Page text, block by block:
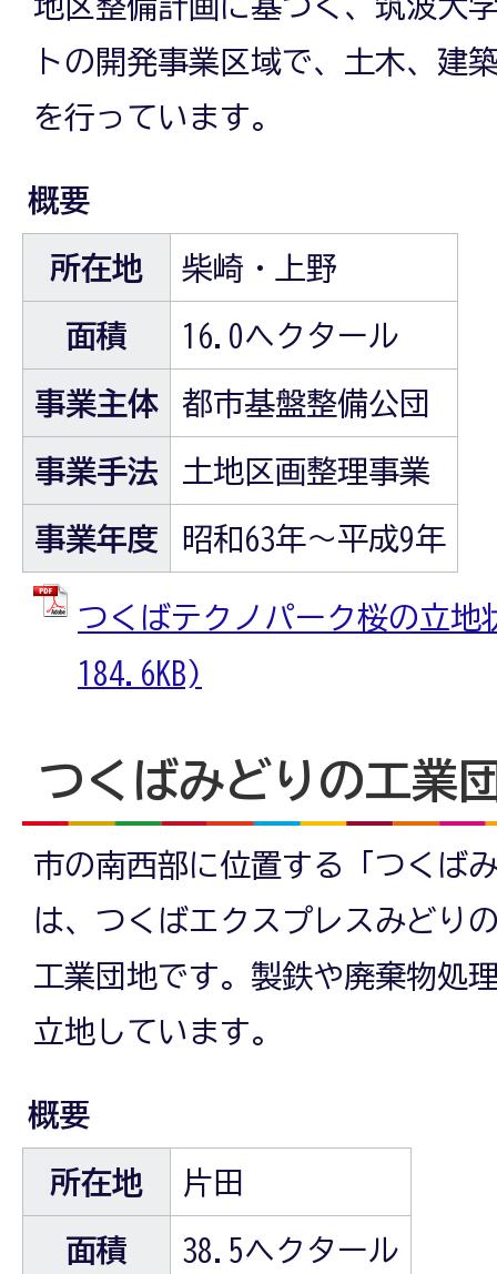
トの開発事業区域で、土木、建
を行っています。
概要
所在地 柴崎・上野
面積 16.0ヘクタール
事業主体 都市基盤整備公団
事業手法 土地区画整理事業
事業年度 昭和63年～平成9年
つくばテクノパーク桜の立地
184.6KB)
つくばみどりの工業
市の南西部に位置する「つくば
は、つくばエクスプレスみどり
工業団地です。製鉄や廃棄物処
立地しています。
概要
所在地 片田
面積 38.5ヘクタール